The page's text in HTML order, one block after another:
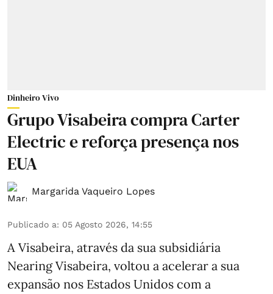
Dinheiro Vivo
Grupo Visabeira compra Carter
Electric e reforça presença nos
EUA
Margarida Vaqueiro Lopes
Publicado a: 05 Agosto 2026, 14:55
A Visabeira, através da sua subsidiária
Nearing Visabeira, voltou a acelerar a sua
expansão nos Estados Unidos com a